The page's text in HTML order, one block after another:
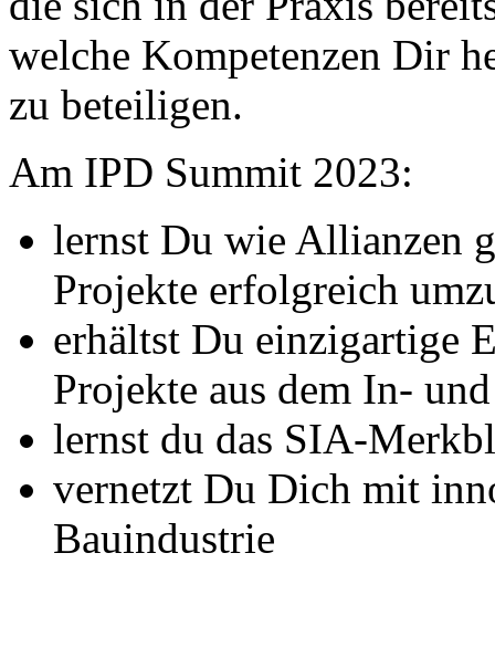
welche Kompetenzen Dir
zu beteiligen.
Am IPD Summit 2023:
lernst Du wie Allianzen
Projekte erfolgreich
erhältst Du einzigartige
Projekte aus dem In-
lernst du das SIA-
vernetzt Du Dich mit
Bauindustrie